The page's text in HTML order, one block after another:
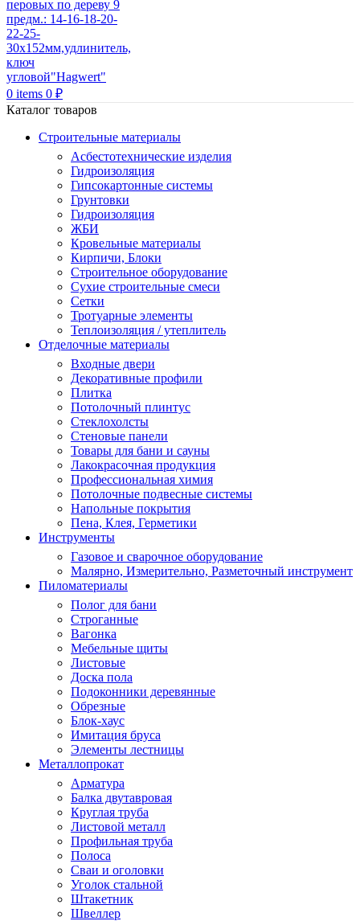
0 items 0 ₽
Каталог товаров
Строительные материалы
Асбестотехнические изделия
Гидроизоляция
Гипсокартонные системы
Грунтовки
Гидроизоляция
ЖБИ
Кровельные материалы
Кирпичи, Блоки
Строительное оборудование
Сухие строительные смеси
Сетки
Тротуарные элементы
Теплоизоляция / утеплитель
Отделочные материалы
Входные двери
Декоративные профили
Плитка
Потолочный плинтус
Стеклохолсты
Стеновые панели
Товары для бани и сауны
Лакокрасочная продукция
Профессиональная химия
Потолочные подвесные системы
Напольные покрытия
Пена, Клея, Герметики
Инструменты
Газовое и сварочное оборудование
Малярно, Измерительно, Разметочный инструмент
Пиломатериалы
Полог для бани
Строганные
Вагонка
Мебельные щиты
Листовые
Доска пола
Подоконники деревянные
Обрезные
Блок-хаус
Имитация бруса
Элементы лестницы
Металлопрокат
Арматура
Балка двутавровая
Круглая труба
Листовой металл
Профильная труба
Полоса
Сваи и оголовки
Уголок стальной
Штакетник
Швеллер